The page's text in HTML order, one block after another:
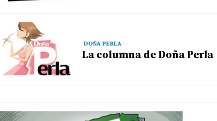
DOÑA PERLA
La columna de Doña Perla